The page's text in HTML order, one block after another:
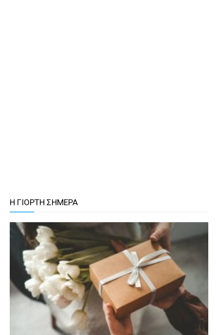
Η ΓΙΟΡΤΗ ΣΗΜΕΡΑ